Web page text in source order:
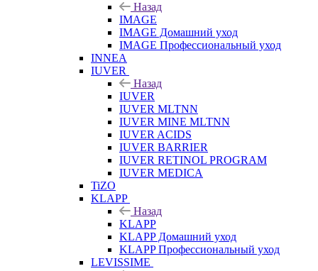
Назад
IMAGE
IMAGE Домашний уход
IMAGE Профессиональный уход
INNEA
IUVER
Назад
IUVER
IUVER MLTNN
IUVER MINE MLTNN
IUVER ACIDS
IUVER BARRIER
IUVER RETINOL PROGRAM
IUVER MEDICA
TiZO
KLAPP
Назад
KLAPP
KLAPP Домашний уход
KLAPP Профессиональный уход
LEVISSIME